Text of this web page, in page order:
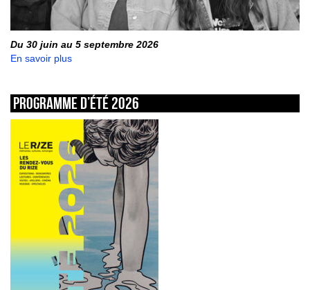
Du 30 juin au 5 septembre 2026
En savoir plus
Programme d’été 2026